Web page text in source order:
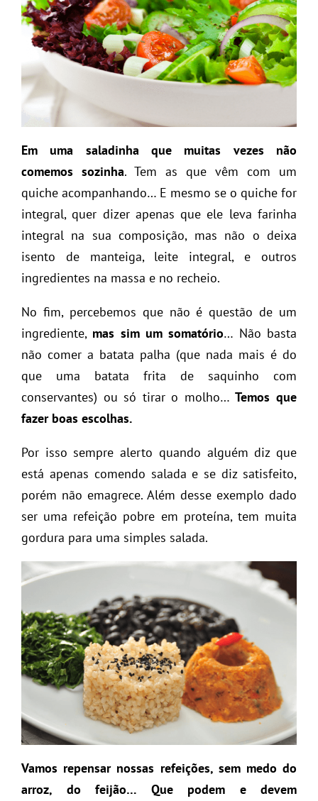
Em uma saladinha que muitas vezes não
comemos sozinha. Tem as que vêm com um
quiche acompanhando… E mesmo se o quiche for
integral, quer dizer apenas que ele leva farinha
integral na sua composição, mas não o deixa
isento de manteiga, leite integral, e outros
ingredientes na massa e no recheio.
No fim, percebemos que não é questão de um
ingrediente, mas sim um somatório… Não basta
não comer a batata palha (que nada mais é do
que uma batata frita de saquinho com
conservantes) ou só tirar o molho… Temos que
fazer boas escolhas.
Por isso sempre alerto quando alguém diz que
está apenas comendo salada e se diz satisfeito,
porém não emagrece. Além desse exemplo dado
ser uma refeição pobre em proteína, tem muita
gordura para uma simples salada.
Vamos repensar nossas refeições, sem medo do
arroz, do feijão… Que podem e devem